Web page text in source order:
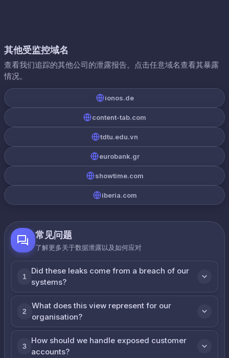
其他受监控域名
查看我们追踪的其他公司的泄露报告。点击任意域名查看其暴露
情况。
ionos.de
content-tab.com
tdtu.edu.vn
eurobank.gr
showtime.com
iberia.com
常见问题
了解更多关于数据泄露以及如何应对
1
Did these leaks come from a breach of our
systems?
2
What does this view represent for our
organisation?
3
How should we handle exposed customer
accounts?